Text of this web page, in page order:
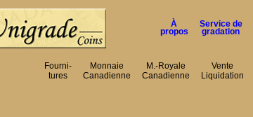
À
propos
Service de
gradation
Fourni-
tures
Monnaie
Canadienne
M.-Royale
Canadienne
Vente
Liquidation